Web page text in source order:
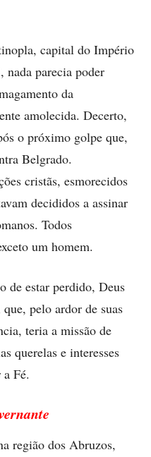
capital do Império
nada parecia poder
da
amolecida. Decerto,
o próximo golpe que,
Belgrado.
cristãs, esmorecidos
decididos a assinar
Todos
um homem.
de estar perdido, Deus
pelo ardor de suas
teria a missão de
querelas e interesses
Fé.
região dos Abruzos,